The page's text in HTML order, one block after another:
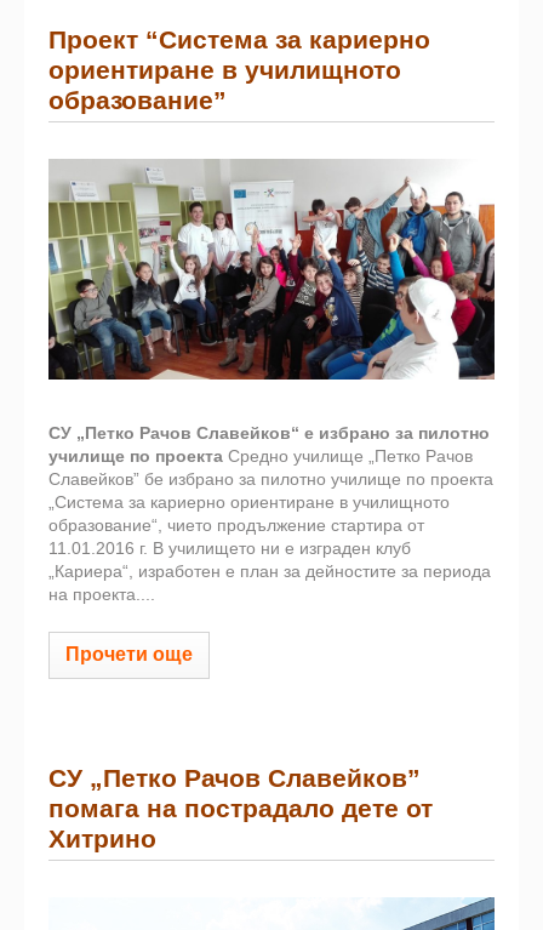
Проект “Система за кариерно
ориентиране в училищното
образование”
СУ „Петко Рачов Славейков“ е избрано за пилотно
училище по проекта Средно училище „Петко Рачов
Славейков” бе избрано за пилотно училище по проекта
„Система за кариерно ориентиране в училищното
образование“, чието продължение стартира от
11.01.2016 г. В училището ни е изграден клуб
„Кариера“, изработен е план за дейностите за периода
на проекта....
Прочети още
СУ „Петко Рачов Славейков”
помага на пострадало дете от
Хитрино